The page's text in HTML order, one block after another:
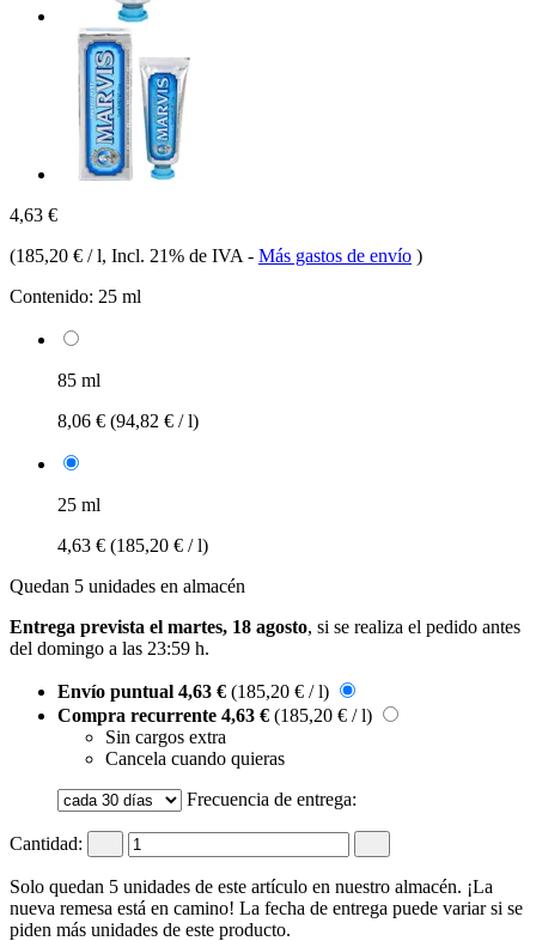
4,63 €
(185,20 € / l, Incl. 21% de IVA - Más gastos de envío )
Contenido: 25 ml
85 ml
8,06 € (94,82 € / l)
25 ml
4,63 € (185,20 € / l)
Quedan 5 unidades en almacén
Entrega prevista el martes, 18 agosto, si se realiza el pedido antes
del domingo a las 23:59 h.
Envío puntual 4,63 € (185,20 € / l)
Compra recurrente 4,63 € (185,20 € / l)
Sin cargos extra
Cancela cuando quieras
Frecuencia de entrega:
Cantidad:
Solo quedan 5 unidades de este artículo en nuestro almacén. ¡La
nueva remesa está en camino! La fecha de entrega puede variar si se
piden más unidades de este producto.